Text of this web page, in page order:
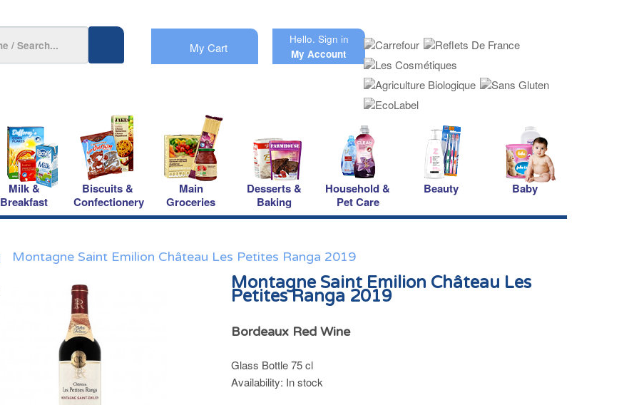
My Cart
Hello. Sign in
My Account
Milk &
Breakfast
Biscuits &
Confectionery
Main
Groceries
Desserts &
Baking
Household &
Pet Care
Beauty Baby
Montagne Saint Emilion Château Les Petites Ranga 2019
Montagne Saint Emilion Château Les
Petites Ranga 2019
Bordeaux Red Wine
Glass Bottle 75 cl
Availability: In stock